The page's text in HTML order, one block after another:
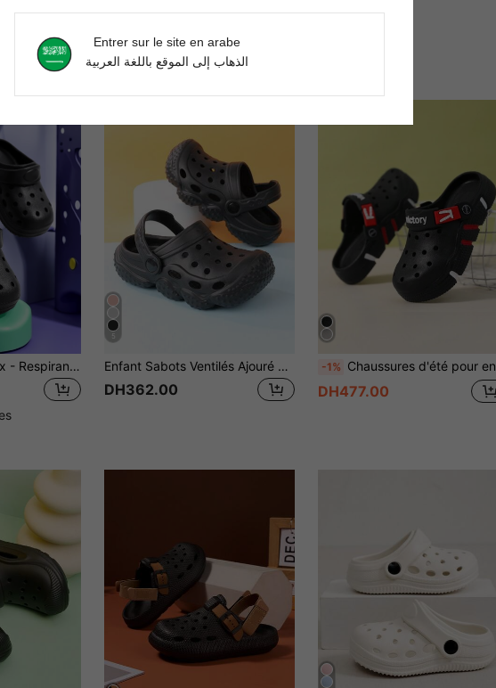
Sabots ComfortFlex - Respirants, à séchage rapide, légers, antidérapants et résistants à l'eau, convenant aux garçons et aux filles, parfaits pour la plage, la piscine et le port en toute saison
5
Enfant Sabots Ventilés Ajouré À Bout Rond EVA Pour Extérieur
DH362.00
-1% Chaussures d'été pour enfants à évidement extérieur simples et confortables, sandales légères pour la plage, tendance, résistantes à l'usure et antidérapantes pour grands enfants
DH477.00
Entrer sur le site en arabe
الذهاب إلى الموقع باللغة العربية